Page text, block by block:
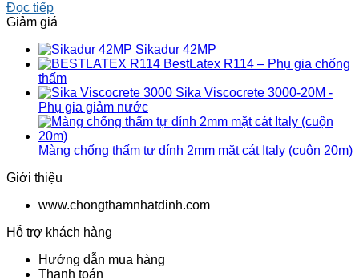
Đọc tiếp
Giảm giá
Sikadur 42MP
BestLatex R114 – Phụ gia chống
thấm
Sika Viscocrete 3000-20M -
Phụ gia giảm nước
Màng chống thấm tự dính 2mm mặt cát Italy (cuộn 20m)
Giới thiệu
www.chongthamnhatdinh.com
Hỗ trợ khách hàng
Hướng dẫn mua hàng
Thanh toán